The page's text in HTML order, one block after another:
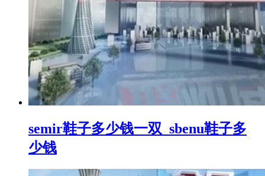
semir鞋子多少钱一双_sbenu鞋子多
少钱